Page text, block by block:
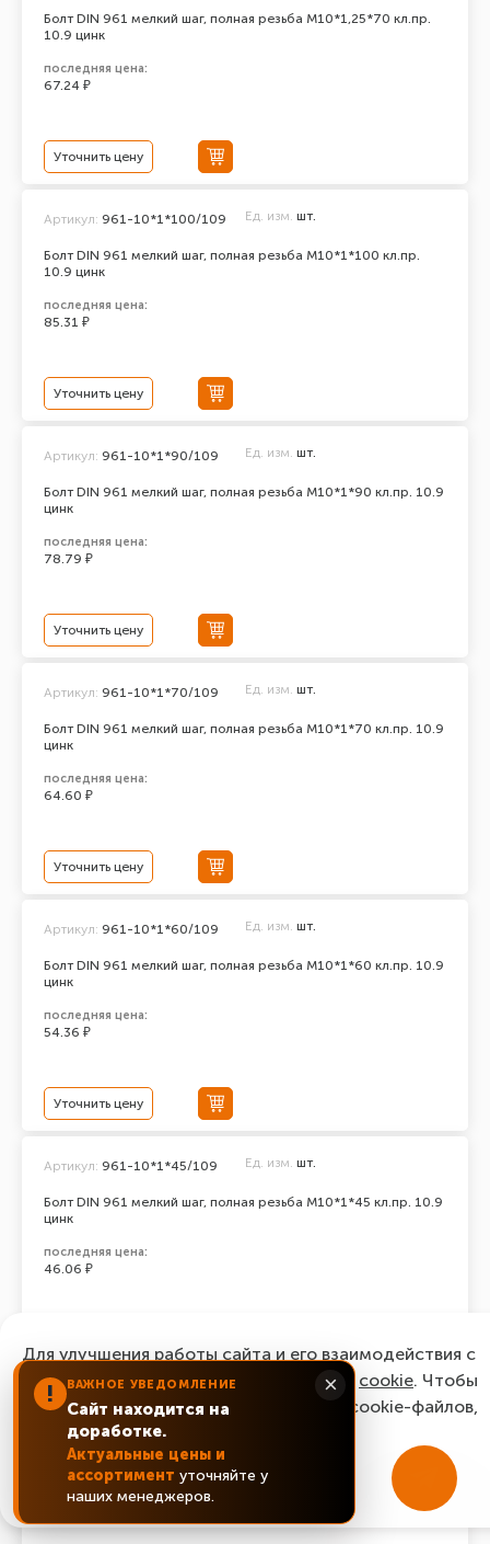
Болт DIN 961 мелкий шаг, полная резьба M10*1,25*70 кл.пр.
10.9 цинк
последняя цена:
67.24 ₽
Уточнить цену
Болт DIN 961 мелкий шаг, полная резьба M10*1*100 кл.пр.
10.9 цинк
Артикул: 961-10*1*100/109 Ед. изм. шт.
последняя цена:
85.31 ₽
Уточнить цену
Болт DIN 961 мелкий шаг, полная резьба M10*1*90 кл.пр. 10.9
цинк
Артикул: 961-10*1*90/109 Ед. изм. шт.
последняя цена:
78.79 ₽
Уточнить цену
Болт DIN 961 мелкий шаг, полная резьба M10*1*70 кл.пр. 10.9
цинк
Артикул: 961-10*1*70/109 Ед. изм. шт.
последняя цена:
64.60 ₽
Уточнить цену
Болт DIN 961 мелкий шаг, полная резьба M10*1*60 кл.пр. 10.9
цинк
Артикул: 961-10*1*60/109 Ед. изм. шт.
последняя цена:
54.36 ₽
Уточнить цену
Болт DIN 961 мелкий шаг, полная резьба M10*1*45 кл.пр. 10.9
цинк
Артикул: 961-10*1*45/109 Ед. изм. шт.
последняя цена:
46.06 ₽
Болт DIN 961 мелкий шаг, полная резьба M10*1*35 кл.пр. 10.9
цинк
Артикул:
последняя цена:
42.58 ₽
! ВАЖНОЕ УВЕДОМЛЕНИЕ
Сайт находится на
доработке.
Актуальные цены и
ассортимент уточняйте у
наших менеджеров.
×
Для улучшения работы сайта и его взаимодействия с
пользователями мы используем файлы cookie. Чтобы
согласиться с нашим использованием cookie-файлов,
нажмите “Ок, понятно!”
ОК, понятно!